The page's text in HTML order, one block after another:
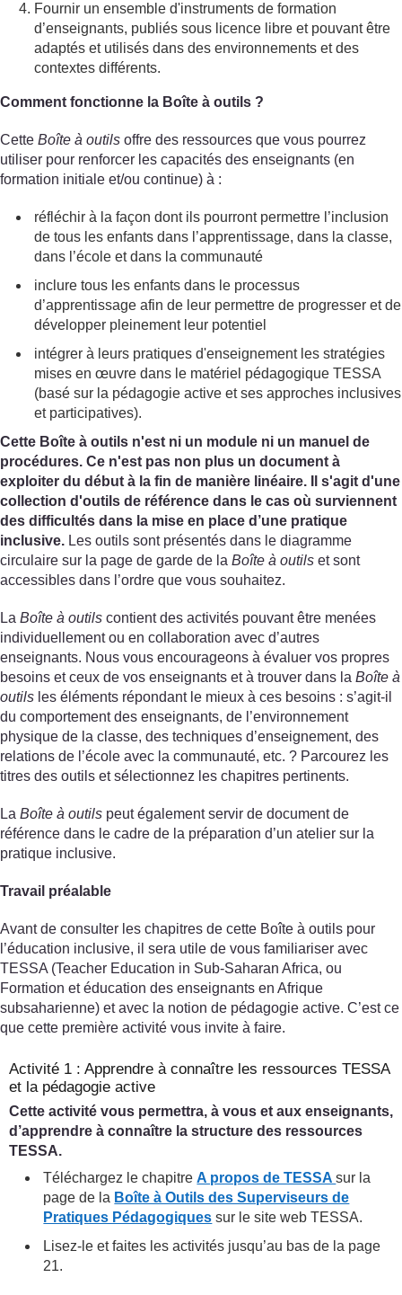
Fournir un ensemble d'instruments de formation
d’enseignants, publiés sous licence libre et pouvant être
adaptés et utilisés dans des environnements et des
contextes différents.
Comment fonctionne la Boîte à outils ?
Cette Boîte à outils offre des ressources que vous pourrez
utiliser pour renforcer les capacités des enseignants (en
formation initiale et/ou continue) à :
réfléchir à la façon dont ils pourront permettre l’inclusion
de tous les enfants dans l’apprentissage, dans la classe,
dans l’école et dans la communauté
inclure tous les enfants dans le processus
d’apprentissage afin de leur permettre de progresser et de
développer pleinement leur potentiel
intégrer à leurs pratiques d'enseignement les stratégies
mises en œuvre dans le matériel pédagogique TESSA
(basé sur la pédagogie active et ses approches inclusives
et participatives).
Cette Boîte à outils n'est ni un module ni un manuel de
procédures. Ce n'est pas non plus un document à
exploiter du début à la fin de manière linéaire. Il s'agit d'une
collection d'outils de référence dans le cas où surviennent
des difficultés dans la mise en place d’une pratique
inclusive. Les outils sont présentés dans le diagramme
circulaire sur la page de garde de la Boîte à outils et sont
accessibles dans l’ordre que vous souhaitez.
La Boîte à outils contient des activités pouvant être menées
individuellement ou en collaboration avec d’autres
enseignants. Nous vous encourageons à évaluer vos propres
besoins et ceux de vos enseignants et à trouver dans la Boîte à
outils les éléments répondant le mieux à ces besoins : s’agit-il
du comportement des enseignants, de l’environnement
physique de la classe, des techniques d’enseignement, des
relations de l’école avec la communauté, etc. ? Parcourez les
titres des outils et sélectionnez les chapitres pertinents.
La Boîte à outils peut également servir de document de
référence dans le cadre de la préparation d’un atelier sur la
pratique inclusive.
Travail préalable
Avant de consulter les chapitres de cette Boîte à outils pour
l’éducation inclusive, il sera utile de vous familiariser avec
TESSA (Teacher Education in Sub-Saharan Africa, ou
Formation et éducation des enseignants en Afrique
subsaharienne) et avec la notion de pédagogie active. C’est ce
que cette première activité vous invite à faire.
Activité 1 : Apprendre à connaître les ressources TESSA
et la pédagogie active
Cette activité vous permettra, à vous et aux enseignants,
d’apprendre à connaître la structure des ressources
TESSA.
Téléchargez le chapitreA propos de TESSAsur la
page de la Boîte à Outils des Superviseurs de
Pratiques Pédagogiques sur le site web TESSA.
Lisez-le et faites les activités jusqu’au bas de la page
21.